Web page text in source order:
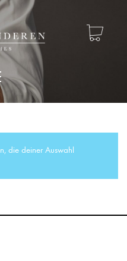
die deiner Auswahl